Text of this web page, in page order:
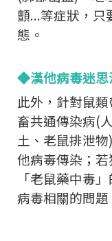
顫...等症狀，只
態。
◆漢他病毒迷思
此外，針對鼠
畜共通傳染病(
土、老鼠排泄物)
他病毒傳染；
「老鼠藥中毒
病毒相關的問題